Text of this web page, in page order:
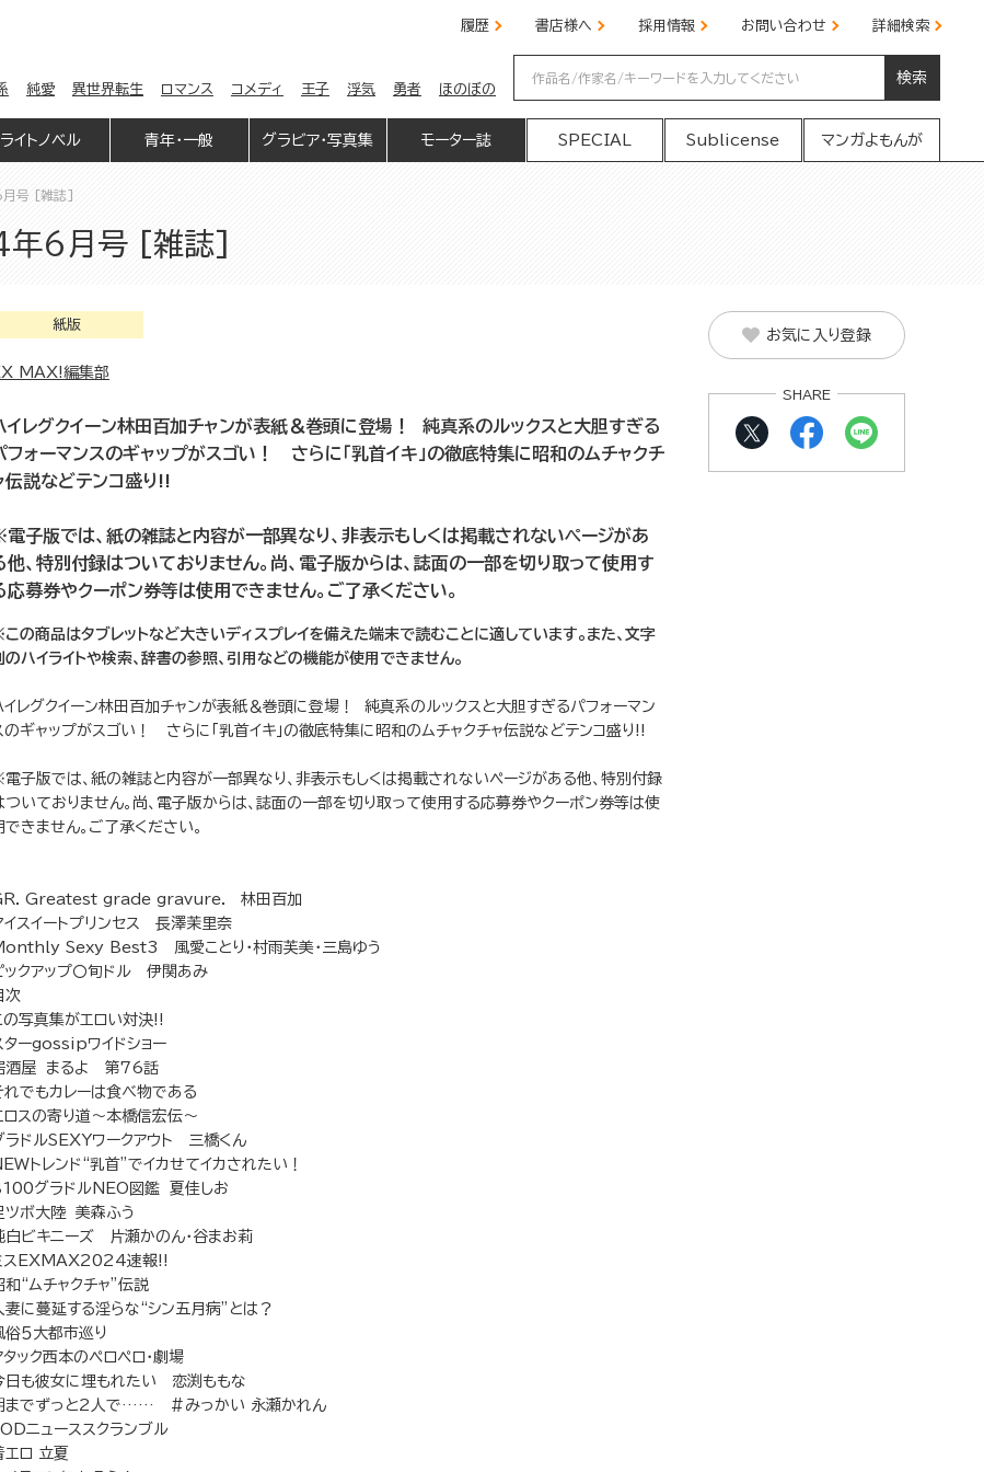
履歴 書店様へ 採用情報 お問い合わせ 詳細検索
純愛 異世界転生 ロマンス コメディ 王子 浮気 勇者 ほのぼの
検索
ライトノベル 青年・一般 グラビア・写真集 モーター誌 SPECIAL Sublicense マンガよもんが
月号 [雑誌]
年6月号 [雑誌]
紙版
MAX!編集部
イレグクイーン林田百加チャンが表紙＆巻頭に登場！ 純真系のルックスと大胆すぎる
フォーマンスのギャップがスゴい！ さらに「乳首イキ」の徹底特集に昭和のムチャクチ
伝説などテンコ盛り!!
子版では、紙の雑誌と内容が一部異なり、非表示もしくは掲載されないページがあ
他、特別付録はついておりません。尚、電子版からは、誌面の一部を切り取って使用す
応募券やクーポン券等は使用できません。ご了承ください。
の商品はタブレットなど大きいディスプレイを備えた端末で読むことに適しています。また、文字
のハイライトや検索、辞書の参照、引用などの機能が使用できません。
イレグクイーン林田百加チャンが表紙＆巻頭に登場！ 純真系のルックスと大胆すぎるパフォーマン
のギャップがスゴい！ さらに「乳首イキ」の徹底特集に昭和のムチャクチャ伝説などテンコ盛り!!
子版では、紙の雑誌と内容が一部異なり、非表示もしくは掲載されないページがある他、特別付録
ついておりません。尚、電子版からは、誌面の一部を切り取って使用する応募券やクーポン券等は使
できません。ご了承ください。
Greatest grade gravure. 林田百加
イスイートプリンセス 長澤茉里奈
Sexy Best3 風愛ことり・村雨芙美・三島ゆう
ックアップ〇旬ドル 伊関あみ
次
の写真集がエロい対決!!
ターgossipワイドショー
酒屋 まるよ 第76話
れでもカレーは食べ物である
ロスの寄り道〜本橋信宏伝〜
ラドルSEXYワークアウト 三橋くん
トレンド“乳首”でイカせてイカされたい！
グラドルNEO図鑑 夏佳しお
ツボ大陸 美森ふう
白ビキニーズ 片瀬かのん・谷まお莉
スEXMAX2024速報!!
和“ムチャクチャ”伝説
妻に蔓延する淫らな“シン五月病”とは？
俗５大都市巡り
タック西本のペロペロ・劇場
日も彼女に埋もれたい 恋渕ももな
までずっと2人で…… ＃みっかい 永瀬かれん
ニューススクランブル
エロ 立夏
お気に入り登録
SHARE